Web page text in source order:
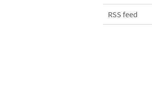
RSS feed